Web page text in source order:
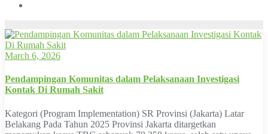
March 6, 2026
Pendampingan Komunitas dalam Pelaksanaan Investigasi
Kontak Di Rumah Sakit
Kategori (Program Implementation) SR Provinsi (Jakarta) Latar
Belakang Pada Tahun 2025 Provinsi Jakarta ditargetkan